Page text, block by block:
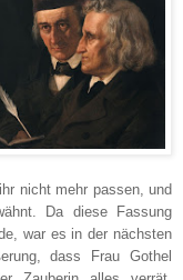
nicht mehr passen, und
Da diese Fassung
war es in der nächsten
dass Frau Gothel